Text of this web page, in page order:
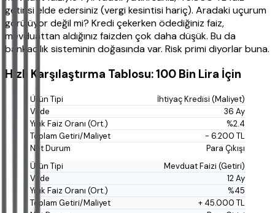
getirisi elde edersiniz (vergi kesintisi hariç). Aradaki uçurum
görülüyor değil mi? Kredi çekerken ödediğiniz faiz,
mevduattan aldığınız faizden çok daha düşük. Bu da
bankacılık sisteminin doğasında var. Risk primi diyorlar buna.
Hızlı Karşılaştırma Tablosu: 100 Bin Lira İçin
İhtiyaç Kredisi (Maliyet)
36 Ay
%2.4
- 6.200 TL
Para Çıkışı
Mevduat Faizi (Getiri)
12 Ay
%45
+ 45.000 TL